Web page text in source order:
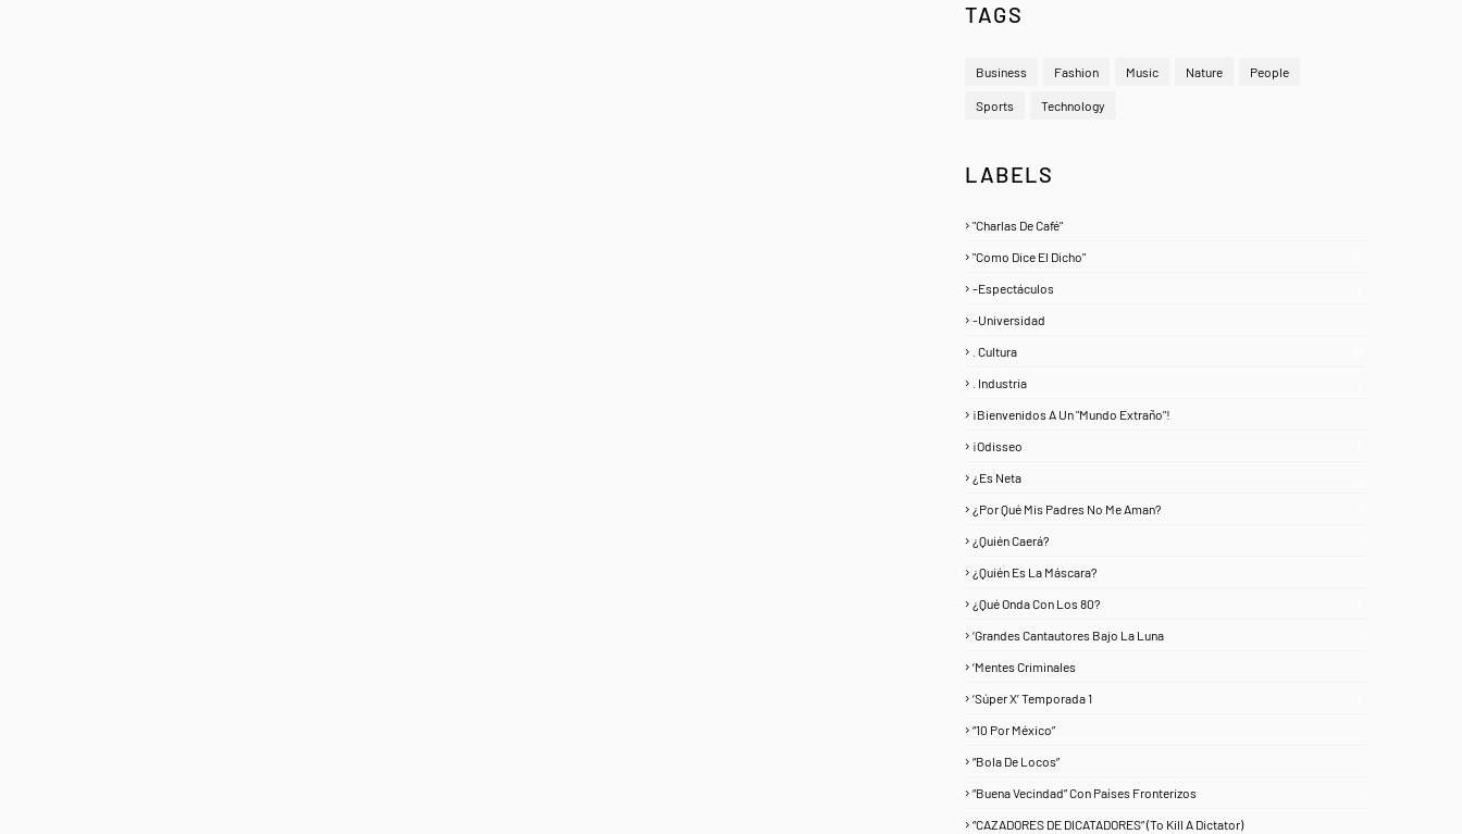
TAGS
Business Fashion Music Nature People
Sports Technology
LABELS
"Charlas De Café"
"Como Dice El Dicho"
-Espectáculos
-Universidad
. Cultura
. Industria
¡Bienvenidos A Un "Mundo Extraño"!
¡Odisseo
¿Es Neta
¿Por Qué Mis Padres No Me Aman?
¿Quién Caerá?
¿Quién Es La Máscara?
¿Qué Onda Con Los 80?
‘Grandes Cantautores Bajo La Luna
‘Mentes Criminales
‘Súper X’ Temporada 1
“10 Por México”
“Bola De Locos”
“Buena Vecindad” Con Países Fronterizos
“CAZADORES DE DICATADORES” (To Kill A Dictator)